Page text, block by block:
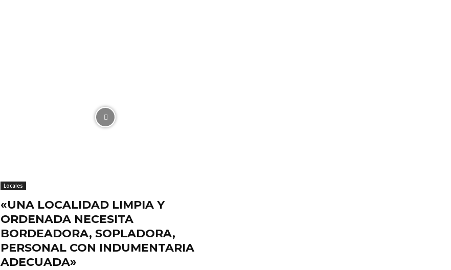
Locales
«UNA LOCALIDAD LIMPIA Y
ORDENADA NECESITA
BORDEADORA, SOPLADORA,
PERSONAL CON INDUMENTARIA
ADECUADA»